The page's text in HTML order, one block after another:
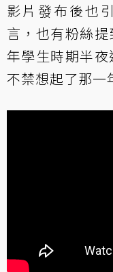
影片發布後也
言，也有粉絲
年學生時期半
不禁想起了那一